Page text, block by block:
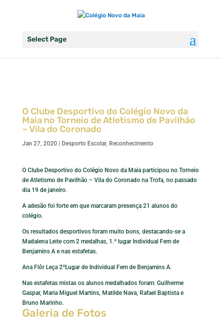
Select Page
O Clube Desportivo do Colégio Novo da
Maia no Torneio de Atletismo de Pavilhão
– Vila do Coronado
Jan 27, 2020| Desporto Escolar, Reconhecimento
O Clube Desportivo do Colégio Novo da Maia participou no Torneio
de Atletismo de Pavilhão – Vila do Coronado na Trofa, no passado
dia 19 de janeiro.
A adesão foi forte em que marcaram presença 21 alunos do
colégio.
Os resultados desportivos foram muito bons, destacando-se a
Madalena Leite com 2 medalhas, 1.º lugar Individual Fem de
Benjamins A e nas estafetas.
Ana Flôr Leça 2ºLugar de Individual Fem de Benjamins A.
Nas estafetas mistas os alunos medalhados foram: Guilherme
Gaspar, Maria Miguel Martins, Matilde Nava, Rafael Baptista e
Bruno Marinho.
Galeria de Fotos